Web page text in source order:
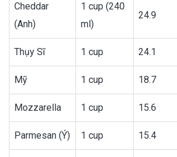
Cheddar
(Anh)
1 cup (240
ml)
24.9
Thụy Sĩ 1 cup 24.1
Mỹ 1 cup 18.7
Mozzarella 1 cup 15.6
Parmesan (Ý) 1 cup 15.4